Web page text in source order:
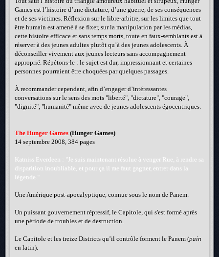
Games est l’histoire d’une dictature, d’une guerre, de ses conséquences
et de ses victimes. Réflexion sur le libre-arbitre, sur les limites que tout
être humain est amené à se fixer, sur la manipulation par les médias,
cette histoire efficace et sans temps morts, toute en faux-semblants est à
réserver à des jeunes adultes plutôt qu’à des jeunes adolescents. À
déconseiller vivement aux jeunes lecteurs sans accompagnement
approprié. Répétons-le : le sujet est dur, impressionnant et certaines
personnes pourraient être choquées par quelques passages.
À recommander cependant, afin d’engager d’intéressantes
conversations sur le sens des mots "liberté", "dictature", "courage",
"dignité", "humanité" même avec de jeunes adolescents égocentriques.
The Hunger Games (Hunger Games)
14 septembre 2008, 384 pages
Katniss Everdeen : "Je suis maintenant résolue à venger Rue, à rendre sa
disparition inoubliable, et pour ça il me faut gagner, entrer dans la
légende."
Une Amérique post-apocalyptique, connue sous le nom de Panem.
Un puissant gouvernement répressif, le Capitole, qui s'est formé après
une période de troubles et de destruction.
Le Capitole et les treize Districts qu’il contrôle forment le Panem (pain
en latin).